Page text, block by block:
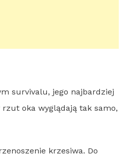
survivalu, jego najbardziej
oka wyglądają tak samo,
krzesiwa. Do